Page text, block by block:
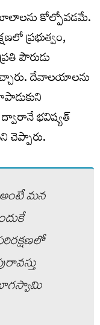
కోల్పోవడమే.
ప్రభుత్వం,
పౌరుడు
దేవాలయాలను
భవిష్యత్‌
చెప్పారు.
అంటే మన